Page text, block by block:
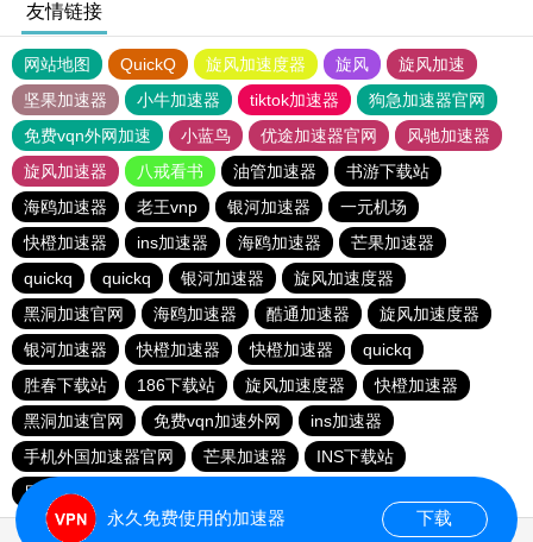
友情链接
网站地图 QuickQ 旋风加速度器 旋风
旋风加速
坚果加速器
小牛加速器 tiktok加速器
狗急加速器官网
免费vqn外网加速
小蓝鸟 优途加速器官网
风驰加速器
旋风加速器
八戒看书 油管加速器
书游下载站
海鸥加速器
老王vnp 银河加速器
一元机场
快橙加速器
ins加速器 海鸥加速器
芒果加速器
quickq
quickq 银河加速器
旋风加速度器
黑洞加速官网
海鸥加速器 酷通加速器
旋风加速度器
银河加速器
快橙加速器 快橙加速器
quickq
胜春下载站
186下载站 旋风加速度器
快橙加速器
黑洞加速官网
免费vqn加速外网
ins加速器
手机外国加速器官网
芒果加速器
INS下载站
目标下载站
永久免费使用的加速器 下载